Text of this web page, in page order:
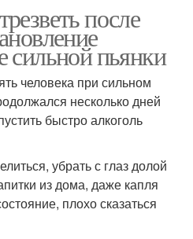
после
сильной пьянки
человека при сильном
несколько дней
быстро алкоголь
убрать с глаз долой
из дома, даже капля
плохо сказаться